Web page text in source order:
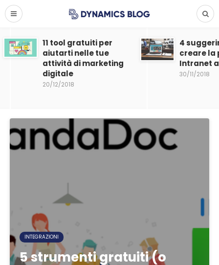
11 tool gratuiti per
aiutarti nelle tue
attività di marketing
digitale
20/12/2018
4
creare
Intranet
30/11/2018
INTEGRAZIONI
5 strumenti gratuiti (o